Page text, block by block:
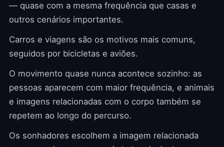
— quase com a mesma frequência que casas e
outros cenários importantes.
Carros e viagens são os motivos mais comuns,
seguidos por bicicletas e aviões.
O movimento quase nunca acontece sozinho: as
pessoas aparecem com maior frequência, e animais
e imagens relacionadas com o corpo também se
repetem ao longo do percurso.
Os sonhadores escolhem a imagem relacionada